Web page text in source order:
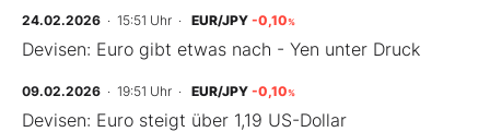
24.02.2026 · 15:51 Uhr · EUR/JPY -0,10%
Devisen: Euro gibt etwas nach - Yen unter Druck
09.02.2026 · 19:51 Uhr · EUR/JPY -0,10%
Devisen: Euro steigt über 1,19 US-Dollar